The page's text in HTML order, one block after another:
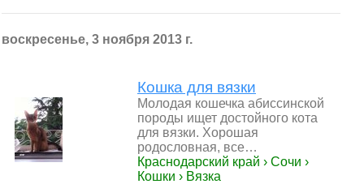
воскресенье, 3 ноября 2013 г.
Кошка для вязки
Молодая кошечка абиссинской
породы ищет достойного кота
для вязки. Хорошая
родословная, все…
Краснодарский край › Сочи ›
Кошки › Вязка